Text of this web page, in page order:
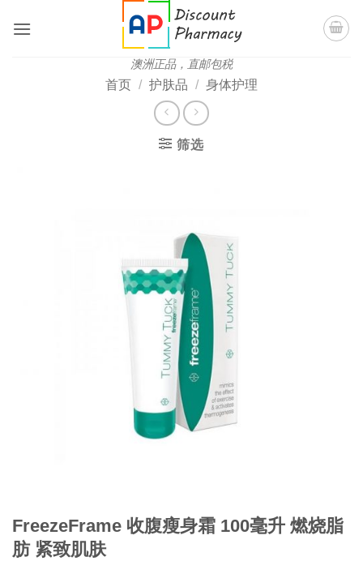
澳洲正品，直邮包税
首页 / 护肤品 / 身体护理
筛选
FreezeFrame 收腹瘦身霜 100毫升 燃烧脂
肪 紧致肌肤